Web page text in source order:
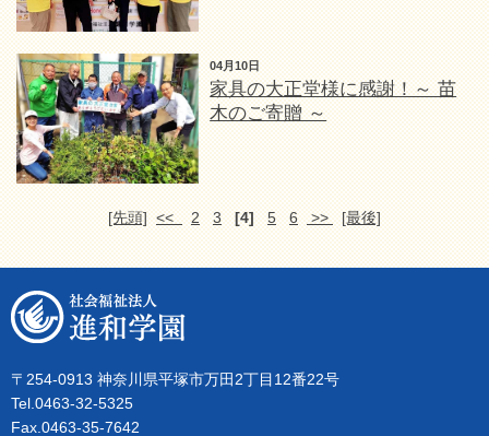
04月10日
家具の大正堂様に感謝！～ 苗
木のご寄贈 ～
[先頭] << 2 3 [4] 5 6 >> [最後]
〒254-0913 神奈川県平塚市万田2丁目12番22号
Tel.0463-32-5325
Fax.0463-35-7642